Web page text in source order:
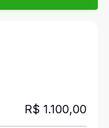
R$ 1.100,00